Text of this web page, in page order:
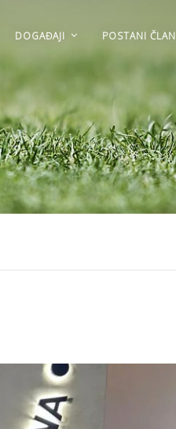
DOGAĐAJI POSTANI ČLAN